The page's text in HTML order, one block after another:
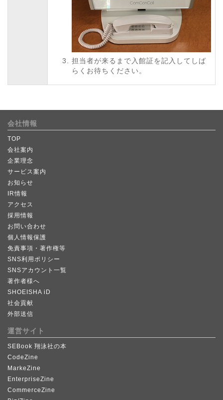
担当者が来るまで入館証を記入してしば
らくお待ちください。
会社情報
TOP
会社案内
企業理念
サービス案内
お知らせ
IR情報
アクセス
採用情報
お問い合わせ
個人情報保護
免責事項・著作権等
SNS利用ポリシー
SNSアカウント一覧
著作者様へ
SHOEISHA iD
社会貢献
外部送信
運営サイト
SEBook 翔泳社の本
CodeZine
MarkeZine
EnterpriseZine
CommerceZine